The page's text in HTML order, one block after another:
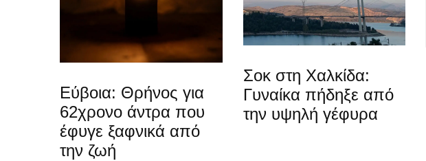
Εύβοια: Θρήνος για
62χρονο άντρα που
έφυγε ξαφνικά από
την ζωή
Σοκ στη Χαλκίδα:
Γυναίκα πήδηξε από
την υψηλή γέφυρα